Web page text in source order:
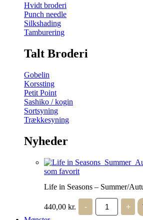
Hvidt broderi
Punch needle
Silkshading
Tamburering
Talt Broderi
Gobelin
Korssting
Petit Point
Sashiko / kogin
Sortsyning
Trækkesyning
Nyheder
som favorit
Life in Seasons – Summer/
440,00 kr. -
Life
Seasons
+